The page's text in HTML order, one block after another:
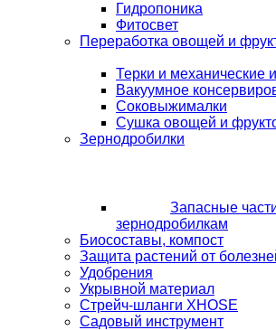
Гидропоника
Фитосвет
Переработка овощей и
Терки и механические
Вакуумное
Соковыжималки
Сушка овощей и
Зернодробилки
Запасные
зернодробилкам
Биосоставы, компост
Защита растений от
Удобрения
Укрывной материал
Стрейч-шланги XHOSE
Садовый инструмент